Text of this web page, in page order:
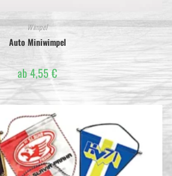
Wimpel
Auto Miniwimpel
ab4,55€